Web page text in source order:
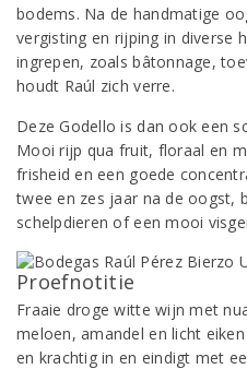
bodems. Na de handmatige
vergisting en rijping in diverse
ingrepen, zoals bâtonnage,
houdt Raúl zich verre.
Deze Godello is dan ook een
Mooi rijp qua fruit, floraal en
frisheid en een goede
twee en zes jaar na de oogst,
schelpdieren of een mooi
Proefnotitie
Fraaie droge witte wijn met
meloen, amandel en licht
en krachtig in en eindigt met